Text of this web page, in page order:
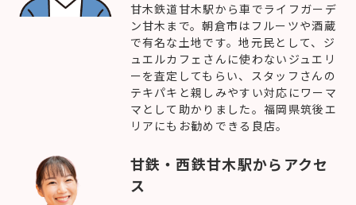
甘木鉄道甘木駅から車でライフガーデ
ン甘木まで。朝倉市はフルーツや酒蔵
で有名な土地です。地元民として、ジ
ュエルカフェさんに使わないジュエリ
ーを査定してもらい、スタッフさんの
テキパキと親しみやすい対応にワーマ
マとして助かりました。福岡県筑後エ
リアにもお勧めできる良店。
甘鉄・西鉄甘木駅からアクセ
ス